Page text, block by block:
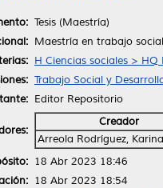
Tesis (Maestría)
Maestría en trabajo
H Ciencias sociales >
Trabajo Social y
Editor Repositorio
Creador
Arreola Rodríguez,
18 Abr 2023 18:46
18 Abr 2023 18:54